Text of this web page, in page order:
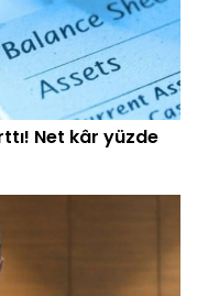
Net kâr yüzde